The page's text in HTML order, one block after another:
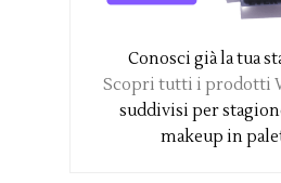
Conosci già la tua
Scopri tutti i prodotti
suddivisi per
makeup in